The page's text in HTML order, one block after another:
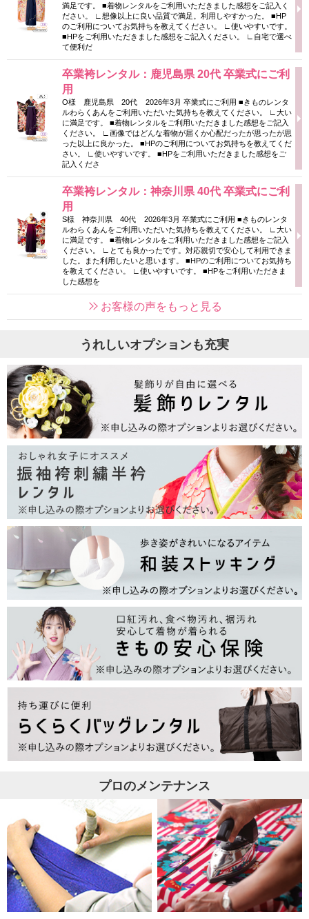
満足です。 ■着物レンタルをご利用いただきました感想をご記入く
ださい。 ∟想像以上に良い品質で満足。利用しやすかった。 ■HP
のご利用についてお気持ちを教えてください。 ∟使いやすいです。
■HPをご利用いただきました感想をご記入ください。 ∟自宅で選べ
て便利だ
卒業袴レンタル：鹿児島県 20代 卒業式にご利
用
O様 鹿児島県 20代 2026年3月 卒業式にご利用 ■きものレンタ
ルわらくあんをご利用いただいた気持ちを教えてください。 ∟大い
に満足です。 ■着物レンタルをご利用いただきました感想をご記入
ください。 ∟画像ではどんな着物が届くか心配だったが思ったが思
った以上に良かった。 ■HPのご利用についてお気持ちを教えてくだ
さい。 ∟使いやすいです。 ■HPをご利用いただきました感想をご
記入くださ
卒業袴レンタル：神奈川県 40代 卒業式にご利
用
S様 神奈川県 40代 2026年3月 卒業式にご利用 ■きものレンタ
ルわらくあんをご利用いただいた気持ちを教えてください。 ∟大い
に満足です。 ■着物レンタルをご利用いただきました感想をご記入
ください。 ∟とても良かったです。対応親切で安心して利用できま
した。また利用したいと思います。 ■HPのご利用についてお気持ち
を教えてください。 ∟使いやすいです。 ■HPをご利用いただきま
した感想を
お客様の声をもっと見る
うれしいオプションも充実
プロのメンテナンス